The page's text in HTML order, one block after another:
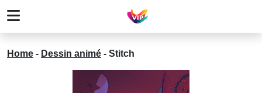
Home - Dessin animé - Stitch